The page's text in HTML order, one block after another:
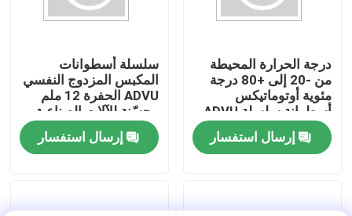
فيديوهات
حولنا
جولة في المصنع
مراقبة الجودة
اتصل بنا
درجة الحرارة المحيطة
من -20 إلى +80 درجة
مئوية أوتوماتيكس
أسطوانة سلسلة ADVU
المحركات الهوائية
المصممة لعمليات
الأوتوماتيك
إرسال استفسار
سلسلة أسطوانات
المكبس المزدوج النفسي
ADVU الحفرة 12 ملم
محسّنة للآلات الصناعية
وأتمتة العمليات
إرسال استفسار